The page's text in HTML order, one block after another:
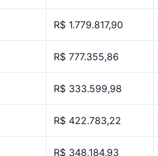
R$ 1.779.817,90
R$ 777.355,86
R$ 333.599,98
R$ 422.783,22
R$ 348.184,93